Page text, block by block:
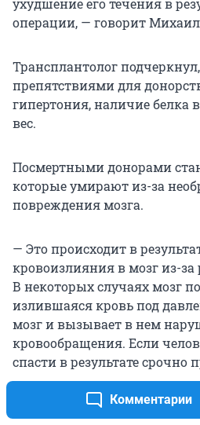
Комментарии
ухудшение его течения в
операции, — говорит
Трансплантолог
препятствиями для
гипертония, наличие
вес.
Посмертными донорами
которые умирают из-за
повреждения мозга.
— Это происходит в
кровоизлияния в мозг из-
В некоторых случаях мозг
излившаяся кровь под
мозг и вызывает в нем
кровообращения. Если
спасти в результате срочно
операции, то он может стать
объясняет эксперт.